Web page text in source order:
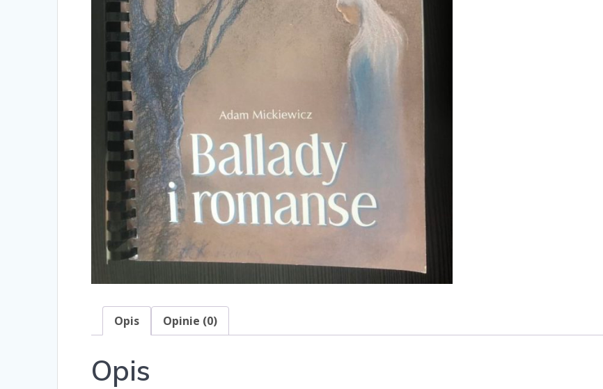
Opis Opinie (0)
Opis